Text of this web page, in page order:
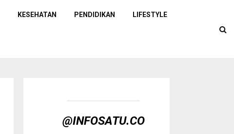
KESEHATAN PENDIDIKAN LIFESTYLE
@INFOSATU.CO